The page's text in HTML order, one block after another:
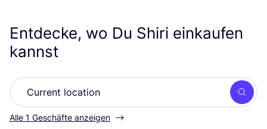
Entdecke, wo Du Shiri einkaufen
kannst
Alle 1 Geschäfte anzeigen